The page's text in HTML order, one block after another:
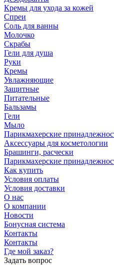
Кремы для ухода за кожей
Спреи
Соль для ванны
Молочко
Скрабы
Гели для душа
Руки
Кремы
Увлажняющие
Защитные
Питательные
Бальзамы
Гели
Мыло
Парикмахерские
Аксессуары для косметологии
Брашинги, расчески
Парикмахерские
Как купить
Условия оплаты
Условия доставки
О нас
О компании
Новости
Бонусная система
Контакты
Контакты
Где мой заказ?
Задать вопрос